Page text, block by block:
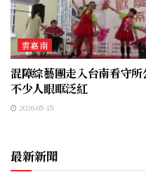
雲嘉南
混障綜藝團走入台南看守
不少人眼眶泛紅
2026-05-15
最新新聞